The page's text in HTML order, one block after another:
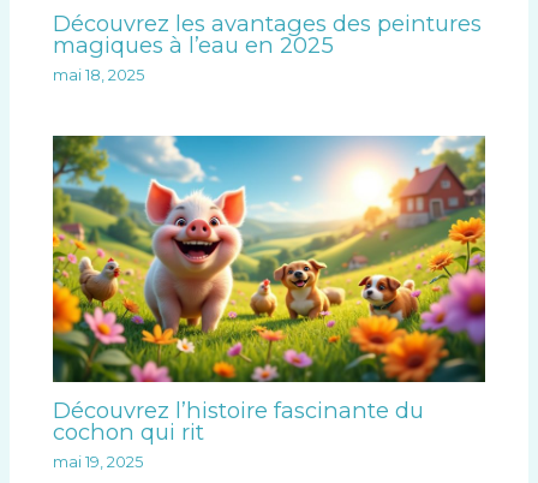
Découvrez les avantages des peintures
magiques à l’eau en 2025
mai 18, 2025
Découvrez l’histoire fascinante du
cochon qui rit
mai 19, 2025